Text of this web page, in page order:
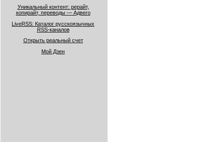
Уникальный контент: рерайт,
копирайт, переводы — Адвего
LiveRSS: Каталог русскоязычных
RSS-каналов
Открыть реальный счет
Мой Дзен